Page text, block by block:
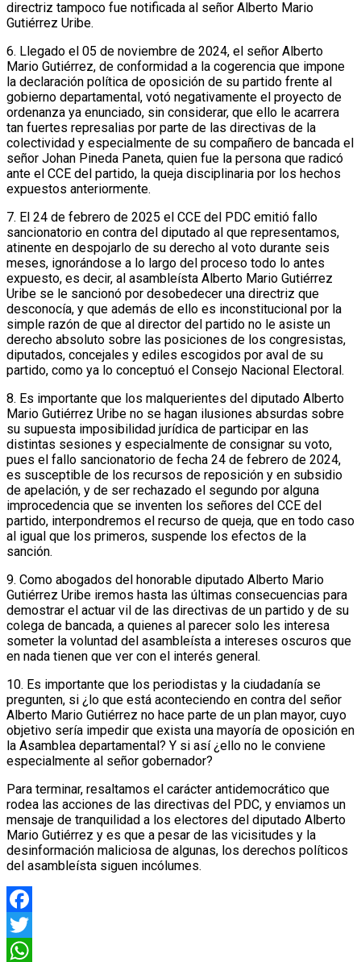
directriz tampoco fue notificada al señor Alberto Mario
Gutiérrez Uribe.
6. Llegado el 05 de noviembre de 2024, el señor Alberto
Mario Gutiérrez, de conformidad a la cogerencia que impone
la declaración política de oposición de su partido frente al
gobierno departamental, votó negativamente el proyecto de
ordenanza ya enunciado, sin considerar, que ello le acarrera
tan fuertes represalias por parte de las directivas de la
colectividad y especialmente de su compañero de bancada el
señor Johan Pineda Paneta, quien fue la persona que radicó
ante el CCE del partido, la queja disciplinaria por los hechos
expuestos anteriormente.
7. El 24 de febrero de 2025 el CCE del PDC emitió fallo
sancionatorio en contra del diputado al que representamos,
atinente en despojarlo de su derecho al voto durante seis
meses, ignorándose a lo largo del proceso todo lo antes
expuesto, es decir, al asambleísta Alberto Mario Gutiérrez
Uribe se le sancionó por desobedecer una directriz que
desconocía, y que además de ello es inconstitucional por la
simple razón de que al director del partido no le asiste un
derecho absoluto sobre las posiciones de los congresistas,
diputados, concejales y ediles escogidos por aval de su
partido, como ya lo conceptuó el Consejo Nacional Electoral.
8. Es importante que los malquerientes del diputado Alberto
Mario Gutiérrez Uribe no se hagan ilusiones absurdas sobre
su supuesta imposibilidad jurídica de participar en las
distintas sesiones y especialmente de consignar su voto,
pues el fallo sancionatorio de fecha 24 de febrero de 2024,
es susceptible de los recursos de reposición y en subsidio
de apelación, y de ser rechazado el segundo por alguna
improcedencia que se inventen los señores del CCE del
partido, interpondremos el recurso de queja, que en todo caso
al igual que los primeros, suspende los efectos de la
sanción.
9. Como abogados del honorable diputado Alberto Mario
Gutiérrez Uribe iremos hasta las últimas consecuencias para
demostrar el actuar vil de las directivas de un partido y de su
colega de bancada, a quienes al parecer solo les interesa
someter la voluntad del asambleísta a intereses oscuros que
en nada tienen que ver con el interés general.
10. Es importante que los periodistas y la ciudadanía se
pregunten, si ¿lo que está aconteciendo en contra del señor
Alberto Mario Gutiérrez no hace parte de un plan mayor, cuyo
objetivo sería impedir que exista una mayoría de oposición en
la Asamblea departamental? Y si así ¿ello no le conviene
especialmente al señor gobernador?
Para terminar, resaltamos el carácter antidemocrático que
rodea las acciones de las directivas del PDC, y enviamos un
mensaje de tranquilidad a los electores del diputado Alberto
Mario Gutiérrez y es que a pesar de las vicisitudes y la
desinformación maliciosa de algunas, los derechos políticos
del asambleísta siguen incólumes.
Facebook
Twitter